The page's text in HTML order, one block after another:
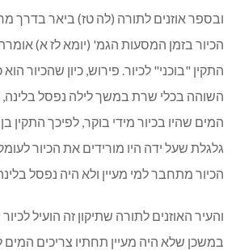
ובספר אוזנים לתורה (לה טז) ביאר בדרך
הכיור בזמן המסעות הגמ' (יומא לז א)
התקין "בוכני" לכיור. פירוש, כיון שהכיור
השוהה בכלי שרת במשך לילה נפסל בלינה,
המים שהיו בכיור מידי בוקר, לפיכך התקין
גלגלת שעל ידה היו מורידים את הכיור
הכיור מתחבר למי מעיין ולא היה נפסל
והעיר האוזנים לתורה שתיקון זה הועיל
במשכן שלא היה מעיין תחתיו צריכים המים